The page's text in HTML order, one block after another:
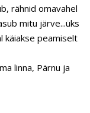
rähnid omavahel
mitu järve...üks
käiakse peamiselt
linna, Pärnu ja